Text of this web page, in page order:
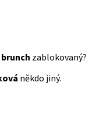
zablokovaný?
někdo jiný.